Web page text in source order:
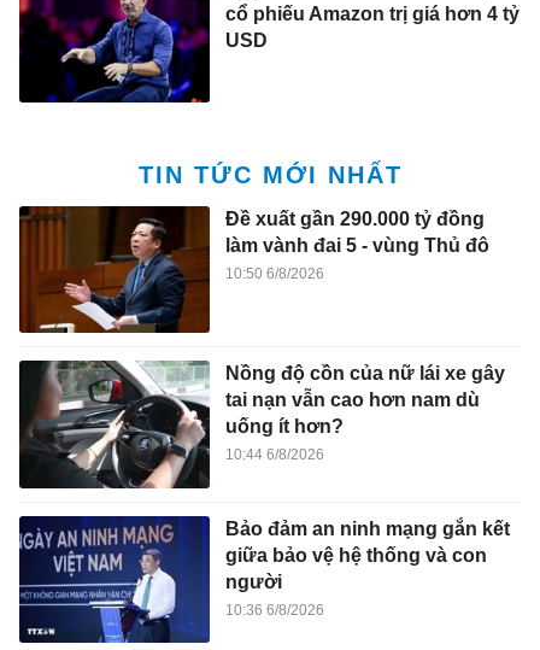
cổ phiếu Amazon trị giá hơn 4 tỷ
USD
TIN TỨC MỚI NHẤT
Đề xuất gần 290.000 tỷ đồng
làm vành đai 5 - vùng Thủ đô
10:50 6/8/2026
Nồng độ cồn của nữ lái xe gây
tai nạn vẫn cao hơn nam dù
uống ít hơn?
10:44 6/8/2026
Bảo đảm an ninh mạng gắn kết
giữa bảo vệ hệ thống và con
người
10:36 6/8/2026